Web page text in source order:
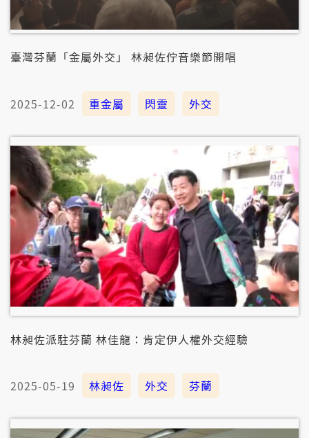
臺灣芬蘭「金屬外交」 林昶佐佇音樂節開唱
2025-12-02 重金屬 閃靈 外交
林昶佐派駐芬蘭 林佳龍：肯定伊人權外交經驗
2025-05-19 林昶佐 外交 芬蘭